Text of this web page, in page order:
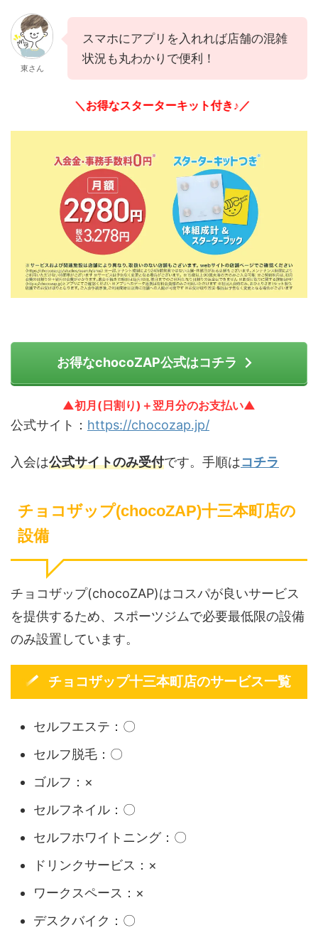
東さん
スマホにアプリを入れれば店舗の混雑
状況も丸わかりで便利！
＼お得なスターターキット付き♪／
お得なchocoZAP公式はコチラ
▲初月(日割り)＋翌月分のお支払い▲
公式サイト： https://chocozap.jp/
入会は公式サイトのみ受付です。手順はコチラ
チョコザップ(chocoZAP)十三本町店の
設備
チョコザップ(chocoZAP)はコスパが良いサービス
を提供するため、スポーツジムで必要最低限の設備
のみ設置しています。
チョコザップ十三本町店のサービス一覧
セルフエステ：〇
セルフ脱毛：〇
ゴルフ：×
セルフネイル：〇
セルフホワイトニング：〇
ドリンクサービス：×
ワークスペース：×
デスクバイク：〇